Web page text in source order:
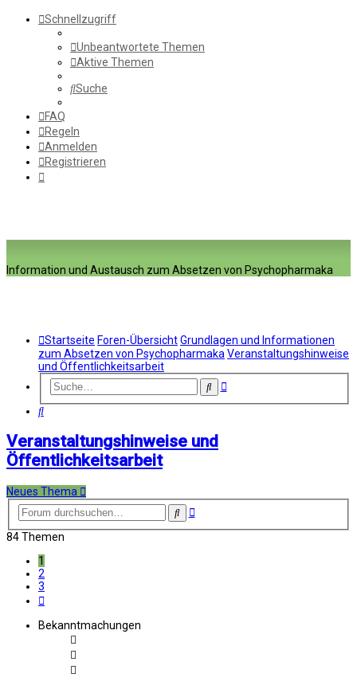
Schnellzugriff
Unbeantwortete Themen
Aktive Themen
Suche
FAQ
Regeln
Anmelden
Registrieren
Information und Austausch zum Absetzen von Psychopharmaka
Startseite Foren-ÜbersichtGrundlagen und Informationen
zum Absetzen von Psychopharmaka Veranstaltungshinweise
und Öffentlichkeitsarbeit
SucheErweiterte
Suche
Veranstaltungshinweise und
Öffentlichkeitsarbeit
Neues Thema
SucheErweiterte
84 Themen
1
2
3
Bekanntmachungen